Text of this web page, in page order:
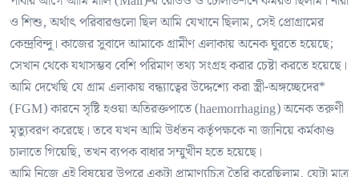
ও শিশু, অর্থাৎ পরিবারগুলো ছিল আমি যেখানে ছিলাম, সেই প্রোগ্রামের
কেন্দ্রবিন্দু। কাজের সুবাদে আমাকে গ্রামীণ এলাকায় অনেক ঘুরতে হয়েছে;
সেখান থেকে যথাসম্ভব বেশি পরিমাণ তথ্য সংগ্রহ করার চেষ্টা করতে হয়েছে।
আমি দেখেছি যে গ্রাম এলাকায় বন্ধ্যাত্বের উদ্দেশ্যে করা স্ত্রী-অঙ্গচ্ছেদের*
(FGM) কারনে সৃষ্টি হওয়া অতিরক্তপাতে (haemorrhaging) অনেক তরুণী
মৃত্যুবরণ করেছে। তবে যখন আমি উর্ধতন কর্তৃপক্ষকে না জানিয়ে কর্মকাণ্ড
চালাতে গিয়েছি, তখন ব্যপক বাধার সম্মুখীন হতে হয়েছে।